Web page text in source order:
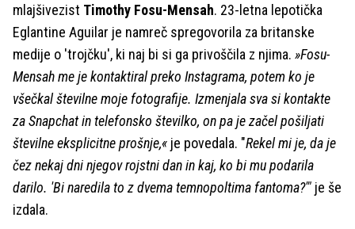
mlajšivezist Timothy Fosu-Mensah. 23-letna lepotička
Eglantine Aguilar je namreč spregovorila za britanske
medije o 'trojčku', ki naj bi si ga privoščila z njima. »Fosu-
Mensah me je kontaktiral preko Instagrama, potem ko je
všečkal številne moje fotografije. Izmenjala sva si kontakte
za Snapchat in telefonsko številko, on pa je začel pošiljati
številne eksplicitne prošnje,« je povedala. "Rekel mi je, da je
čez nekaj dni njegov rojstni dan in kaj, ko bi mu podarila
darilo. 'Bi naredila to z dvema temnopoltima fantoma?'" je še
izdala.